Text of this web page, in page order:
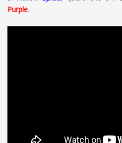
Purple.